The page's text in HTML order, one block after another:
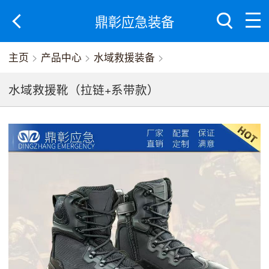
鼎彰应急装备
主页 > 产品中心 > 水域救援装备 >
水域救援靴（拉链+系带款）